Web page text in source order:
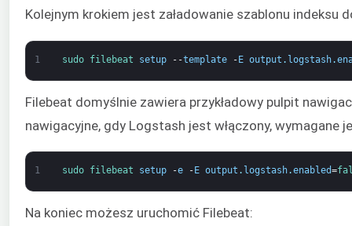
Kolejnym krokiem jest załadowanie szablonu indeksu
1 sudo filebeat setup --template -E output . logstash.
Filebeat domyślnie zawiera przykładowy pulpit
nawigacyjne, gdy Logstash jest włączony, wymagane
1 sudo filebeat setup -e - E output . logstash.enabled=
Na koniec możesz uruchomić Filebeat: